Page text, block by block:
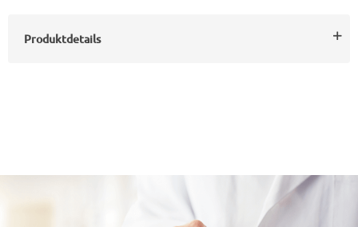
Produktdetails